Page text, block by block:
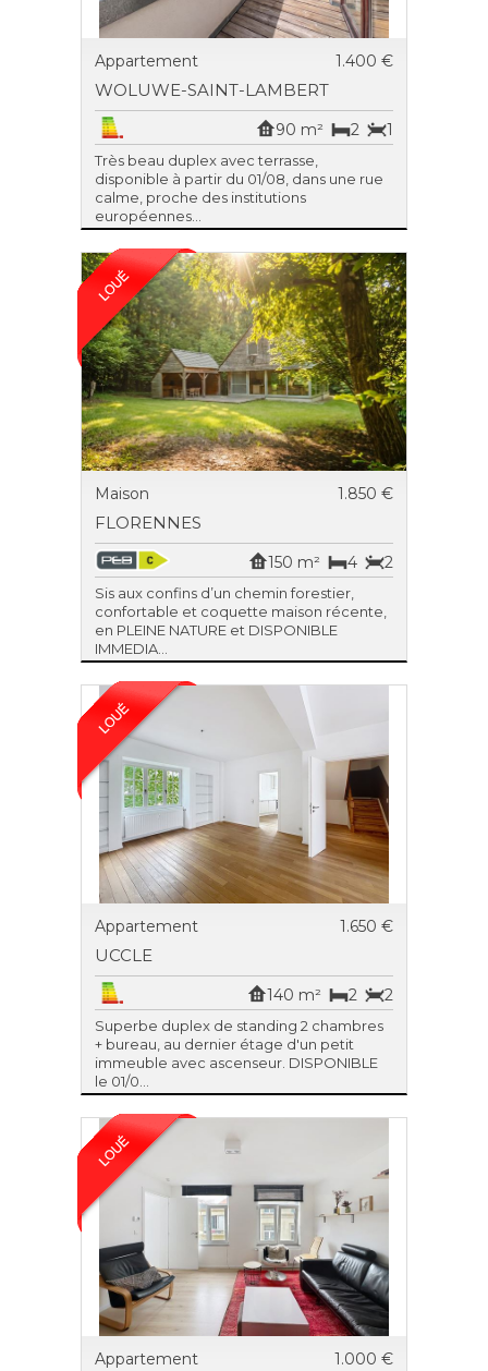
Appartement 1.400 €
WOLUWE-SAINT-LAMBERT
1
2
90 m²
Très beau duplex avec terrasse,
disponible à partir du 01/08, dans une rue
calme, proche des institutions
européennes...
Maison 1.850 €
FLORENNES
2
4
150 m²
Sis aux confins d’un chemin forestier,
confortable et coquette maison récente,
en PLEINE NATURE et DISPONIBLE
IMMEDIA...
Appartement 1.650 €
UCCLE
2
2
140 m²
Superbe duplex de standing 2 chambres
+ bureau, au dernier étage d'un petit
immeuble avec ascenseur. DISPONIBLE
le 01/0...
Appartement 1.000 €